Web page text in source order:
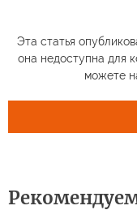
Эта статья
она недоступна для
можете